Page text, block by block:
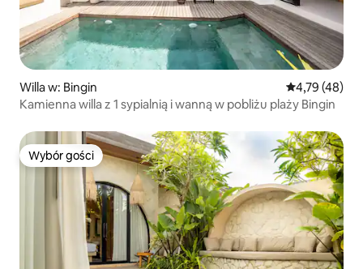
Willa w: Bingin Średnia
4,79 (48)
Kamienna willa z 1 sypialnią i wanną w pobliżu plaży Bingin
Wybór gości
Wybór gości